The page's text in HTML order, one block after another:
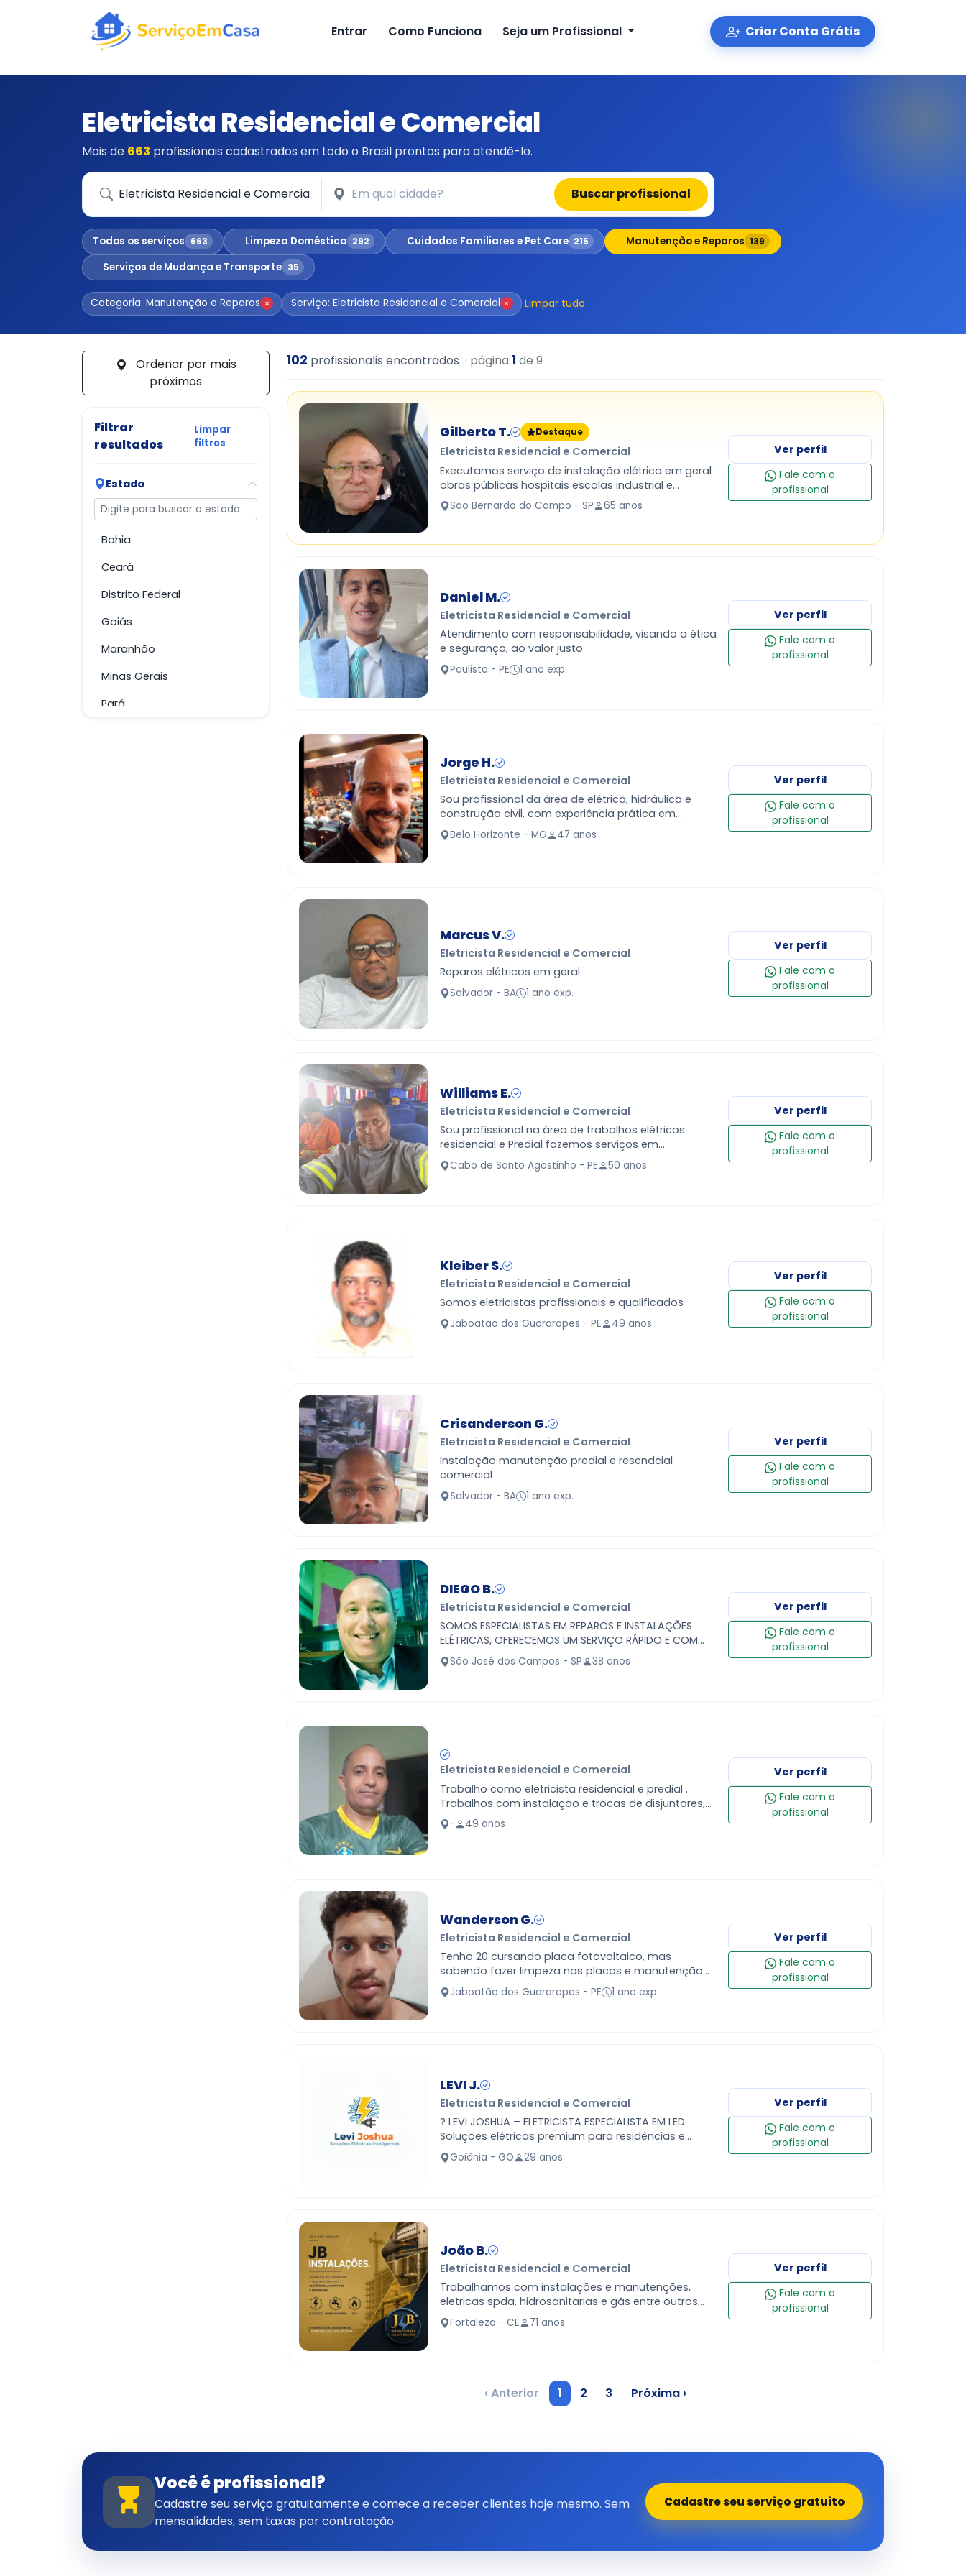
Entrar Como Funciona Seja um Profissional Criar Conta Grátis
Eletricista Residencial e Comercial
Mais de 663 profissionais cadastrados em todo o Brasil prontos para atendê-lo.
Que serviço você precisa? Em qual cidade? Buscar profissional
Todos os serviços 663 Limpeza Doméstica 292 Cuidados Familiares e Pet Care 215 Manutenção e Reparos 139
Serviços de Mudança e Transporte 35
Categoria: Manutenção e Reparos × Serviço: Eletricista Residencial e Comercial × Limpar tudo
próximos
Filtrar
resultados
Limpar
filtros
Estado
Buscar estado
Bahia
Ceará
Distrito Federal
Goiás
Maranhão
Minas Gerais
Pará
102 profissionalis encontrados · página 1 de 9
Gilberto T. Destaque
Eletricista Residencial e Comercial
Executamos serviço de instalação elétrica em geral
obras públicas hospitais escolas industrial e
condomínio
São Bernardo do Campo - SP 65 anos
Ver perfil
Fale com o
profissional
Daniel M.
Eletricista Residencial e Comercial
Atendimento com responsabilidade, visando a ética
e segurança, ao valor justo
Paulista - PE 1 ano exp.
Ver perfil
Fale com o
profissional
Jorge H.
Eletricista Residencial e Comercial
Sou profissional da área de elétrica, hidráulica e
construção civil, com experiência prática em
diversos tipos de serviços residenciais e comerciais.
Atuo com…
Belo Horizonte - MG 47 anos
Ver perfil
Fale com o
profissional
Marcus V.
Eletricista Residencial e Comercial
Reparos elétricos em geral
Salvador - BA 1 ano exp.
Ver perfil
Fale com o
profissional
Williams E.
Eletricista Residencial e Comercial
Sou profissional na área de trabalhos elétricos
residencial e Predial fazemos serviços em
manutenção em ar condicionado e estalacoes
Cabo de Santo Agostinho - PE 50 anos
Ver perfil
Fale com o
profissional
Kleiber S.
Eletricista Residencial e Comercial
Somos eletricistas profissionais e qualificados
Jaboatão dos Guararapes - PE 49 anos
Ver perfil
Fale com o
profissional
Crisanderson G.
Eletricista Residencial e Comercial
Instalação manutenção predial e resendcial
comercial
Salvador - BA 1 ano exp.
Ver perfil
Fale com o
profissional
DIEGO B.
Eletricista Residencial e Comercial
SOMOS ESPECIALISTAS EM REPAROS E INSTALAÇÕES
ELÉTRICAS, OFERECEMOS UM SERVIÇO RÁPIDO E COM
QUALIDADE.
São José dos Campos - SP 38 anos
Ver perfil
Fale com o
profissional
Eletricista Residencial e Comercial
Trabalho como eletricista residencial e predial .
Trabalhos com instalação e trocas de disjuntores,
tomadas, luminárias, fiações, chuveiros e etc..
Trabalh…
- 49 anos
Ver perfil
Fale com o
profissional
Wanderson G.
Eletricista Residencial e Comercial
Tenho 20 cursando placa fotovoltaico, mas
sabendo fazer limpeza nas placas e manutenção
em interruptores
Jaboatão dos Guararapes - PE 1 ano exp.
Ver perfil
Fale com o
profissional
LEVI J.
Eletricista Residencial e Comercial
? LEVI JOSHUA – ELETRICISTA ESPECIALISTA EM LED
Soluções elétricas premium para residências e
empresas de alto padrão em Goiânia e região
Atendo cliente…
Goiânia - GO 29 anos
Ver perfil
Fale com o
profissional
João B.
Eletricista Residencial e Comercial
Trabalhamos com instalações e manutenções,
eletricas spda, hidrosanitarias e gás entre outros
tipos de serviços, consulte-nos.
Fortaleza - CE 71 anos
Ver perfil
Fale com o
profissional
‹ Anterior 1 2 3 Próxima ›
Você é profissional?
Cadastre seu serviço gratuitamente e comece a receber clientes hoje mesmo. Sem
mensalidades, sem taxas por contratação.
Cadastre seu serviço gratuito